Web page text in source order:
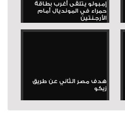
إمبولو يتلقى أغرب بطاقة
حمراء في المونديال أمام
الأرجنتين
هدف مصر الثاني عن طريق
زيكو